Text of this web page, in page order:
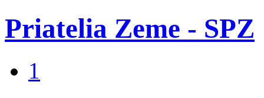
Priatelia Zeme - SPZ
1